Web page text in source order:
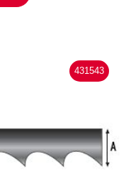
431543